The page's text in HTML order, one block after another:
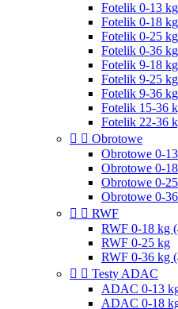
Fotelik 0-13
Fotelik 0-18
Fotelik 0-25 kg
Fotelik 0-36
Fotelik 9-18
Fotelik 9-25 kg
Fotelik 9-36
Fotelik 15-36
Fotelik 22-36
  Obrotowe
Obrotowe 0-
Obrotowe 0-
Obrotowe 0-
Obrotowe 0-
  RWF
RWF 0-18 kg
RWF 0-25 kg
RWF 0-36 kg
  Testy ADAC
ADAC 0-13
ADAC 0-18